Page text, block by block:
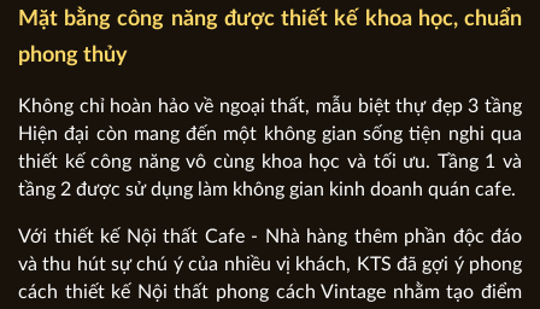
Mặt bằng công năng được thiết kế khoa học, chuẩn
phong thủy
Không chỉ hoàn hảo về ngoại thất, mẫu biệt thự đẹp 3 tầng
Hiện đại còn mang đến một không gian sống tiện nghi qua
thiết kế công năng vô cùng khoa học và tối ưu. Tầng 1 và
tầng 2 được sử dụng làm không gian kinh doanh quán cafe.
Với thiết kế Nội thất Cafe - Nhà hàng thêm phần độc đáo
và thu hút sự chú ý của nhiều vị khách, KTS đã gợi ý phong
cách thiết kế Nội thất phong cách Vintage nhằm tạo điểm